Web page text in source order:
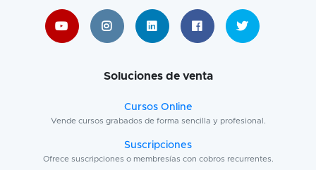
Soluciones de venta
Cursos Online
Vende cursos grabados de forma sencilla y profesional.
Suscripciones
Ofrece suscripciones o membresías con cobros recurrentes.